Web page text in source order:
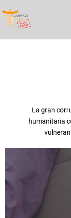
La gran
humanitaria